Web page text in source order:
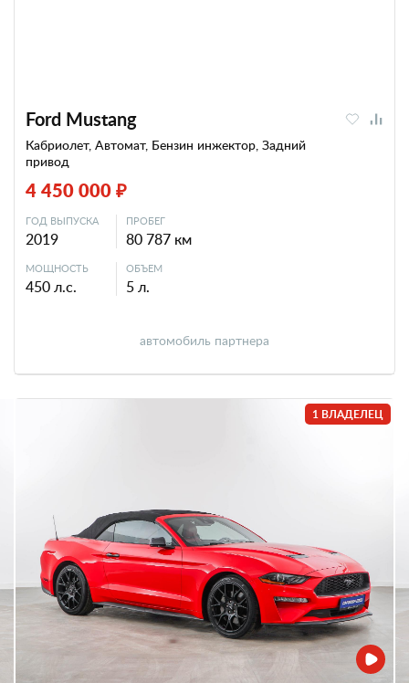
Ford Mustang
Кабриолет, Автомат, Бензин инжектор, Задний
привод
4 450 000 ₽
ГОД ВЫПУСКА
2019
ПРОБЕГ
80 787 км
МОЩНОСТЬ
450 л.с.
ОБЪЕМ
5 л.
автомобиль партнера
1 ВЛАДЕЛЕЦ